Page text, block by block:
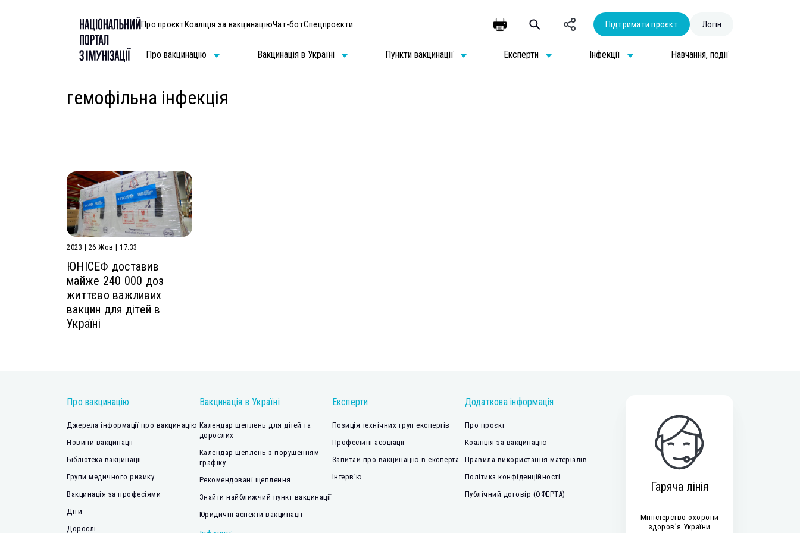
Про проєктКоаліція за вакцинаціюЧат-ботСпецпроєкти Підтримати проєкт Логін
Про вакцинацію Вакцинація в Україні Пункти вакцинації Експерти Інфекції Навчання, події
гемофільна інфекція
2023 | 26 Жов | 17:33
ЮНІСЕФ доставив
майже 240 000 доз
життєво важливих
вакцин для дітей в
Україні
Про вакцинацію
Джерела інформації про вакцинацію
Новини вакцинації
Бібліотека вакцинації
Групи медичного ризику
Вакцинація за професіями
Діти
Дорослі
Вакцинація в Україні
Календар щеплень для дітей та
дорослих
Календар щеплень з порушенням
графіку
Рекомендовані щеплення
Знайти найближчий пункт вакцинації
Юридичні аспекти вакцинації
Експерти
Позиція технічних груп експертів
Професійні асоціації
Запитай про вакцинацію в експерта
Інтерв’ю
Додаткова інформація
Про проєкт
Коаліція за вакцинацію
Правила використання матеріалів
Політика конфіденційності
Публічний договір (ОФЕРТА)
Гаряча лінія
Міністерство охорони
здоров’я України